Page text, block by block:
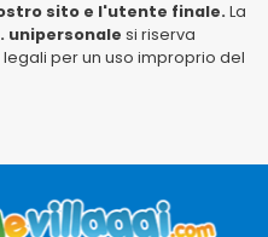
sito e l'utente finale. La
unipersonale si riserva
per un uso improprio del